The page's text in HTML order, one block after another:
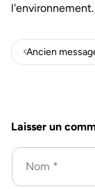
l'environnement.
Ancien
Laisser un
Nom *